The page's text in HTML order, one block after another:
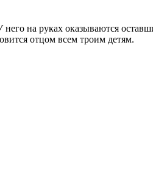
на руках оказываются
отцом всем троим детям.